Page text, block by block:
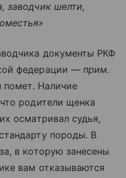
заводчик шелти,
документы РКФ
федерации — прим.
помет. Наличие
родители щенка
осматривал судья,
породы. В
в которую занесены
вам отказываются